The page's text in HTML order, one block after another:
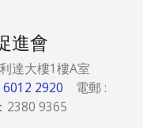
進會
達大樓1樓A室
6012 2920 電郵 :
9365